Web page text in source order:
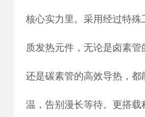
核心实力里。采用经过特殊
质发热元件，无论是卤素管
还是碳素管的高效导热，都
温，告别漫长等待。更搭载